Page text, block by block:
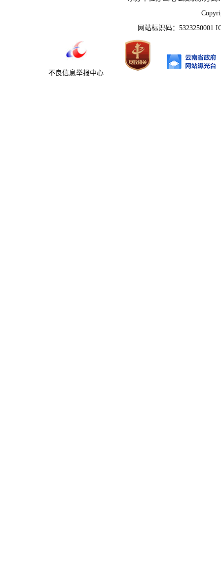
网站标识码：5323250001
不良信息举报中心